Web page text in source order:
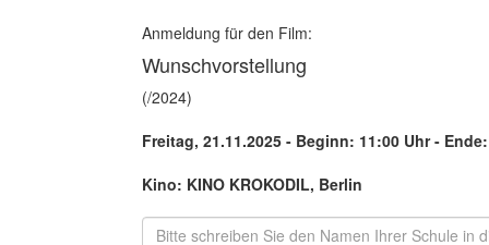
Anmeldung für den Film:
Wunschvorstellung
(/2024)
Freitag, 21.11.2025 - Beginn: 11:00 Uhr-
Kino: KINO KROKODIL, Berlin